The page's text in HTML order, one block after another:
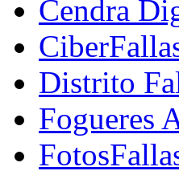
Cendra
Distrito
Fogueres